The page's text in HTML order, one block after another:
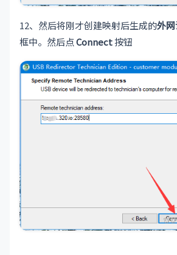
12、然后将刚才创建映射后生成的外
框中。然后点Connect按钮